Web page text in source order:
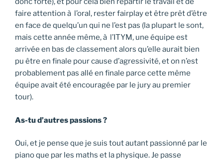
faire attention à l’oral, rester fairplay et être prêt d’être
en face de quelqu’un qui ne l’est pas (la plupart le sont,
mais cette année même, à l’ITYM, une équipe est
arrivée en bas de classement alors qu’elle aurait bien
pu être en finale pour cause d’agressivité, et on n’est
probablement pas allé en finale parce cette même
équipe avait été encouragée par le jury au premier
tour).
As-tu d’autres passions ?
Oui, et je pense que je suis tout autant passionné par le
piano que par les maths et la physique. Je passe